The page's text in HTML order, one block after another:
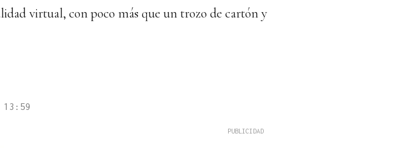
virtual, con poco más que un trozo de cartón y